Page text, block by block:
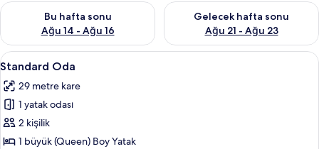
Bu hafta sonu
Ağu 14 - Ağu 16
Bu hafta sonu için müsaitliği kontrol et Ağu 14 - Ağu 16
Gelecek hafta sonu
Ağu 21 - Ağu 23
Önümüzdeki hafta sonu için
Standard
Oda
için
tüm
fotoğrafları
görün
Standard Oda | Ücretsiz kablosuz
7
Standard Oda
29 metre kare
1 yatak odası
2 kişilik
1 büyük (Queen) Boy Yatak